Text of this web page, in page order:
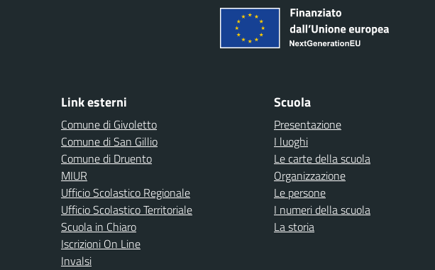
Link esterni
Comune di Givoletto
Comune di San Gillio
Comune di Druento
MIUR
Ufficio Scolastico Regionale
Ufficio Scolastico Territoriale
Scuola in Chiaro
Iscrizioni On Line
Invalsi
Scuola
Presentazione
I luoghi
Le carte della scuola
Organizzazione
Le persone
I numeri della scuola
La storia